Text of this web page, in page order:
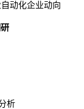
化企业动向
析